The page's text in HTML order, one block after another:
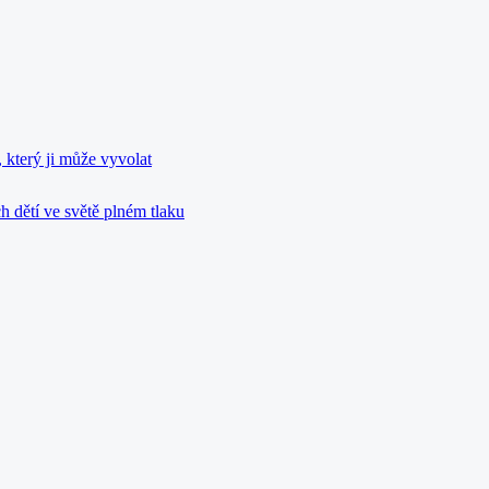
který ji může vyvolat
dětí ve světě plném tlaku